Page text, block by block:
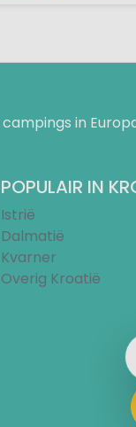
in
POPULAIR IN
Istrië
Dalmatië
Kvarner
Overig Kroatië